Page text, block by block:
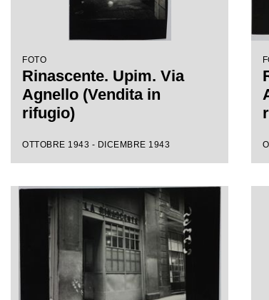
FOTO
Rinascente. Upim. Via
Agnello (Vendita in
rifugio)
OTTOBRE 1943 - DICEMBRE 1943